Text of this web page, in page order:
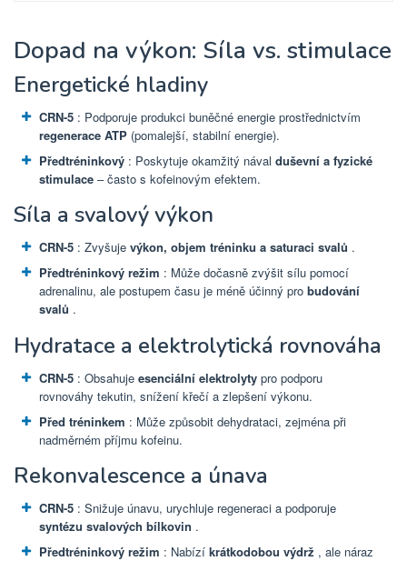
Dopad na výkon: Síla vs. stimulace
Energetické hladiny
CRN-5 : Podporuje produkci buněčné energie prostřednictvím
regenerace ATP (pomalejší, stabilní energie).
Předtréninkový : Poskytuje okamžitý nával duševní a fyzické
stimulace – často s kofeinovým efektem.
Síla a svalový výkon
CRN-5 : Zvyšuje výkon, objem tréninku a saturaci svalů .
Předtréninkový režim : Může dočasně zvýšit sílu pomocí
adrenalinu, ale postupem času je méně účinný pro budování
svalů .
Hydratace a elektrolytická rovnováha
CRN-5 : Obsahuje esenciální elektrolyty pro podporu
rovnováhy tekutin, snížení křečí a zlepšení výkonu.
Před tréninkem : Může způsobit dehydrataci, zejména při
nadměrném příjmu kofeinu.
Rekonvalescence a únava
CRN-5 : Snižuje únavu, urychluje regeneraci a podporuje
syntézu svalových bílkovin .
Předtréninkový režim : Nabízí krátkodobou výdrž , ale náraz